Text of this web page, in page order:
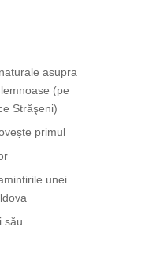
asupra
(pe
Străşeni)
primul
unei
său